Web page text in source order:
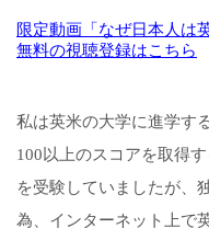
限定動画「なぜ日本人は
無料の視聴登録はこちら
私は英米の大学に進学す
100以上のスコアを取得
を受験していましたが、
為、インターネット上で